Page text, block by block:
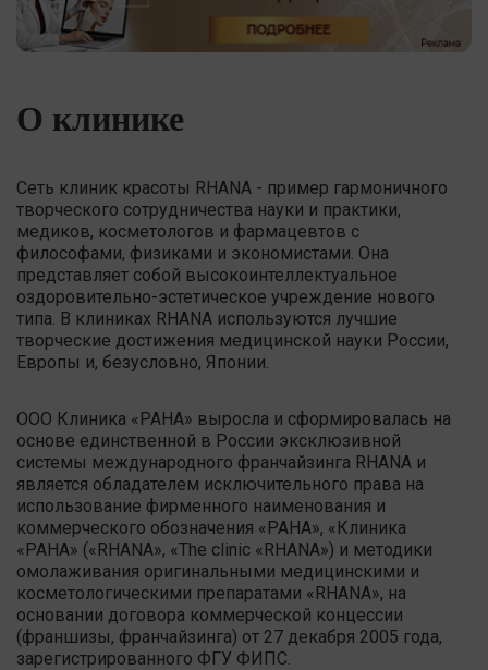
О клинике
Сеть клиник красоты RHANA - пример гармоничного
творческого сотрудничества науки и практики,
медиков, косметологов и фармацевтов с
философами, физиками и экономистами. Она
представляет собой высокоинтеллектуальное
оздоровительно-эстетическое учреждение нового
типа. В клиниках RHANA используются лучшие
творческие достижения медицинской науки России,
Европы и, безусловно, Японии.
ООО Клиника «РАНА» выросла и сформировалась на
основе единственной в России эксклюзивной
системы международного франчайзинга RHANA и
является обладателем исключительного права на
использование фирменного наименования и
коммерческого обозначения «РАНА», «Клиника
«РАНА» («RHANA», «The clinic «RHANA») и методики
омолаживания оригинальными медицинскими и
косметологическими препаратами «RHANA», на
основании договора коммерческой концессии
(франшизы, франчайзинга) от 27 декабря 2005 года,
зарегистрированного ФГУ ФИПС.